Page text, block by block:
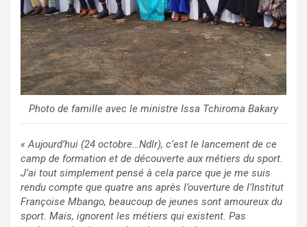
Photo de famille avec le ministre Issa Tchiroma Bakary
« Aujourd’hui (24 octobre…Ndlr), c’est le lancement de ce
camp de formation et de découverte aux métiers du sport.
J’ai tout simplement pensé à cela parce que je me suis
rendu compte que quatre ans après l’ouverture de l’Institut
Françoise Mbango, beaucoup de jeunes sont amoureux du
sport. Mais, ignorent les métiers qui existent. Pas